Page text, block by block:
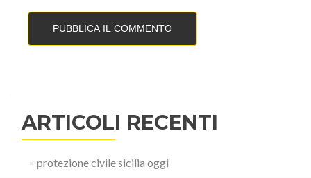
ARTICOLI RECENTI
protezione civile sicilia oggi